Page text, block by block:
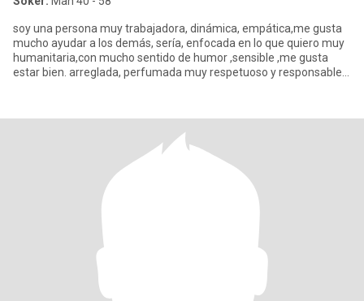
soy una persona muy trabajadora, dinámica, empática,me gusta
mucho ayudar a los demás, sería, enfocada en lo que quiero muy
humanitaria,con mucho sentido de humor ,sensible ,me gusta
estar bien. arreglada, perfumada muy respetuoso y responsable,